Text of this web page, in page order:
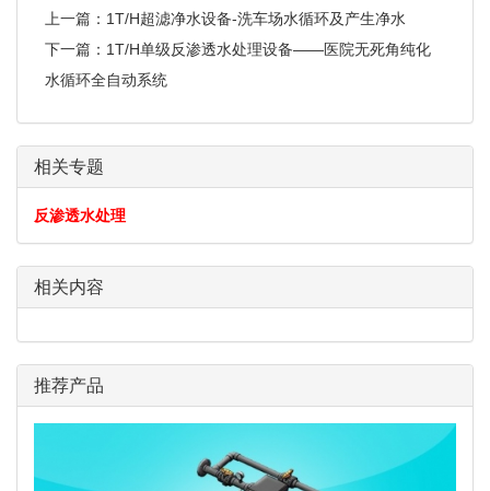
上一篇： 1T/H超滤净水设备-洗车场水循环及产生净水
下一篇： 1T/H单级反渗透水处理设备——医院无死角纯化
水循环全自动系统
相关专题
反渗透水处理
相关内容
推荐产品